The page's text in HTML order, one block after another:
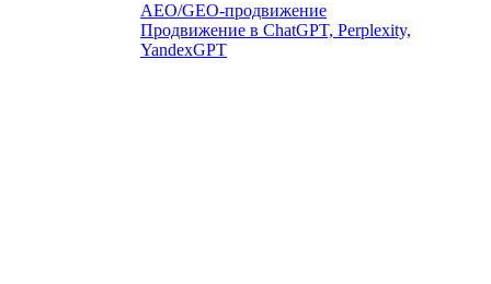
AEO/GEO-продвижение
Продвижение в ChatGPT, Perplexity,
YandexGPT